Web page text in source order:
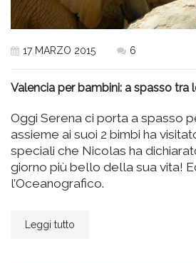
17 MARZO 2015 6
Valencia per bambini: a spasso tra
Oggi Serena ci porta a spasso
assieme ai suoi 2 bimbi ha
speciali che Nicolas ha
giorno più bello della sua vita!
l’Oceanografico.
Leggi tutto